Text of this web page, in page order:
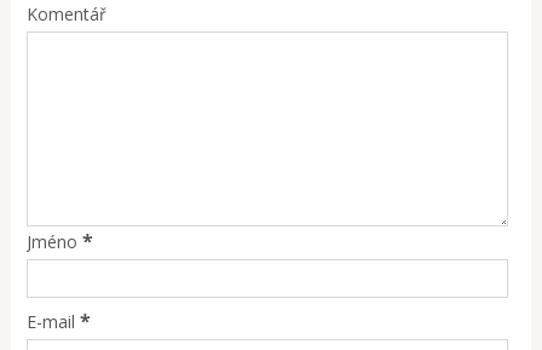
Komentář
Jméno *
E-mail *